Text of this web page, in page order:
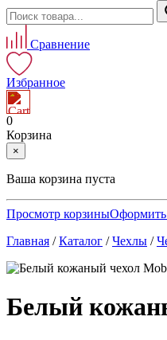
Сравнение
Избранное
0
Корзина
×
Ваша корзина пуста
Просмотр корзиныОформить
Главная /Каталог /Чехлы /
Белый